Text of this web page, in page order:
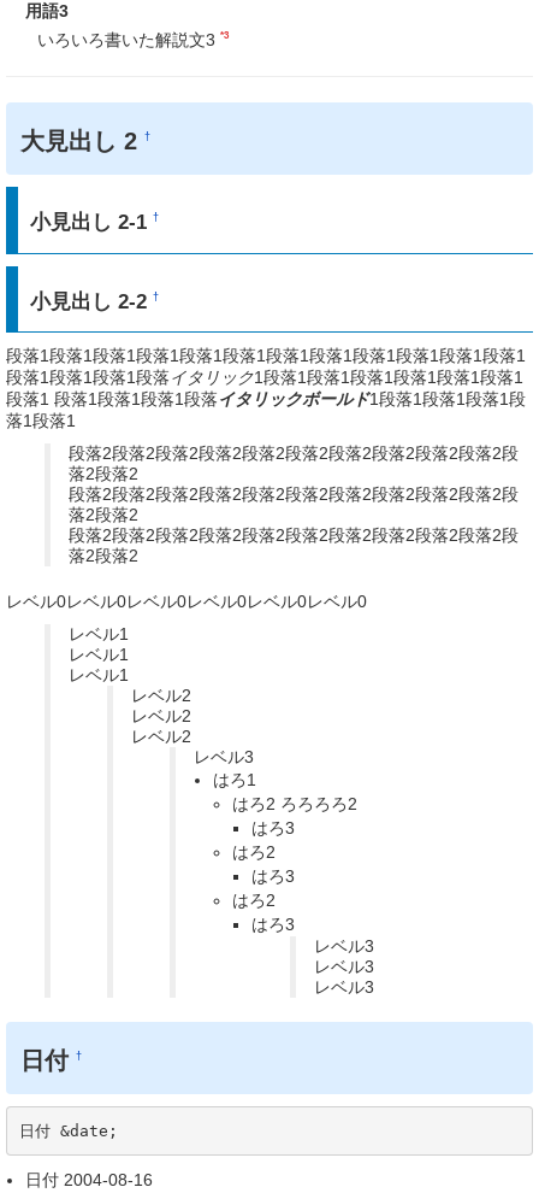
用語3
いろいろ書いた解説文3 *3
大見出し 2†
小見出し 2-1†
小見出し 2-2†
段落1段落1段落1段落1段落1段落1段落1段落1段落1段落1段落1段落1
段落1段落1段落1段落イタリック1段落1段落1段落1段落1段落1段落1
段落1 段落1段落1段落1段落イタリックボールド1段落1段落1段落1段
落1段落1
段落2段落2段落2段落2段落2段落2段落2段落2段落2段落2段
落2段落2
段落2段落2段落2段落2段落2段落2段落2段落2段落2段落2段
落2段落2
段落2段落2段落2段落2段落2段落2段落2段落2段落2段落2段
落2段落2
レベル0レベル0レベル0レベル0レベル0レベル0
レベル1
レベル1
レベル1
レベル2
レベル2
レベル2
レベル3
はろ1
はろ2 ろろろろ2
はろ3
はろ2
はろ3
はろ2
はろ3
レベル3
レベル3
レベル3
日付 †
日付 &date;
日付 2004-08-16